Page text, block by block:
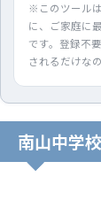
※このツール
に、ご家庭に
です。登録不
されるだけな
南山中学